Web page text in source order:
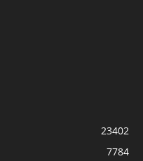
23402
7784